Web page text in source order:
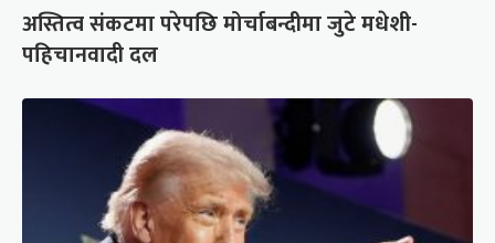
अस्तित्व संकटमा परेपछि मोर्चाबन्दीमा जुटे मधेशी-
पहिचानवादी दल